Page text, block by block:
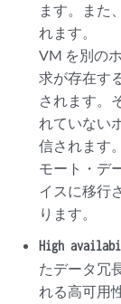
ます。また
れます。
VM を別の
求が存在す
されます。
れていない
信されます
モート・デ
イスに移行
ります。
High
たデータ冗
れる高可用